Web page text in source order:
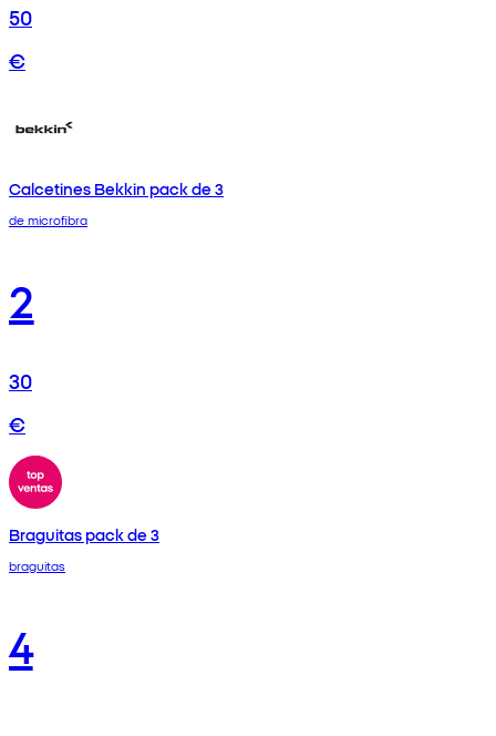
50
€
Calcetines Bekkin pack de 3
de microfibra
2
30
€
Braguitas pack de 3
braguitas
4